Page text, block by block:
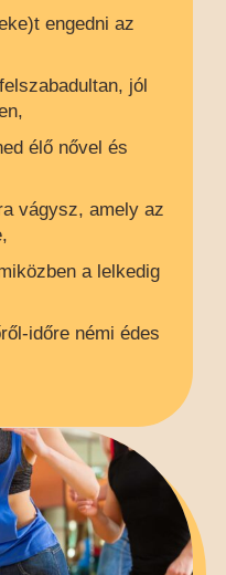
engedni az
jól
élő nővel és
vágysz, amely az
a lelkedig
időre némi édes